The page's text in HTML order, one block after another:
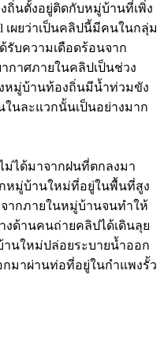
ถิ่นตั้งอยู่ติดกับหมู่บ้านที่เพิ่ง
เผยว่าเป็นคลิปนี้มีคนในกลุ่ม
รับความเดือดร้อนจาก
กาศภายในคลิปเป็นช่วง
มู่บ้านท้องถิ่นมีน้ำท่วมขัง
นละแวกนั้นเป็นอย่างมาก
ได้มาจากฝนที่ตกลงมา
กหมู่บ้านใหม่ที่อยู่ในพื้นที่สูง
ากภายในหมู่บ้านจนทำให้
ด้านคนถ่ายคลิปได้เดินลุย
นใหม่ปล่อยระบายน้ำออก
มาผ่านท่อที่อยู่ในกำแพงรั้ว